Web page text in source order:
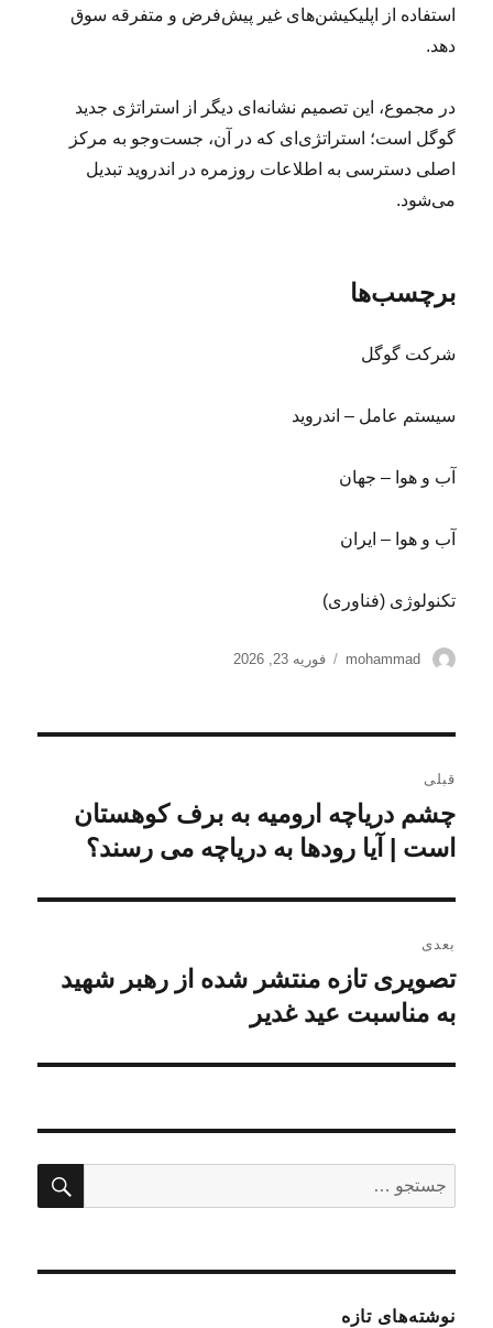
استفاده از اپلیکیشن‌های غیر پیش‌فرض و متفرقه سوق
دهد.
در مجموع، این تصمیم نشانه‌ای دیگر از استراتژی جدید
گوگل است؛ استراتژی‌ای که در آن، جست‌وجو به مرکز
اصلی دسترسی به اطلاعات روزمره در اندروید تبدیل
می‌شود.
برچسب‌ها
شرکت گوگل
سیستم عامل – اندروید
آب و هوا – جهان
آب و هوا – ایران
تکنولوژی (فناوری)
نویسنده
mohammad
ارسال
فوریه 23, 2026
نوشته
قبلی
نوشته
قبلی:
چشم دریاچه ارومیه به برف کوهستان
است | آیا رودها به دریاچه می‌ رسند؟
بعدی
نوشته
بعدی:
تصویری تازه منتشر شده از رهبر شهید
به مناسبت عید غدیر
برای:
نوشته‌های تازه